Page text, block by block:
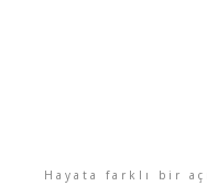
Hayata farklı bir